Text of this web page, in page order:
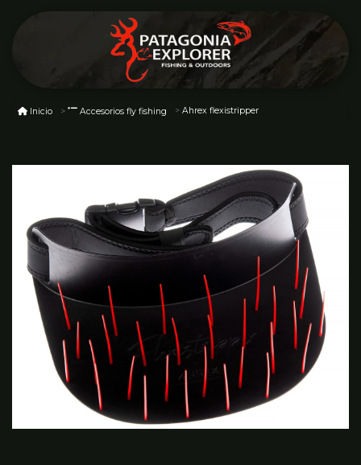
Inicio Accesorios fly fishing Ahrex flexistripper